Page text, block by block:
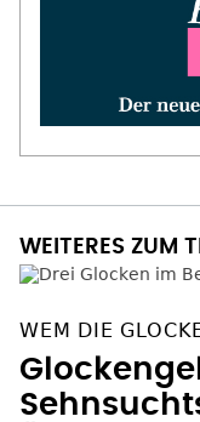
WEITERES ZUM
WEM DIE